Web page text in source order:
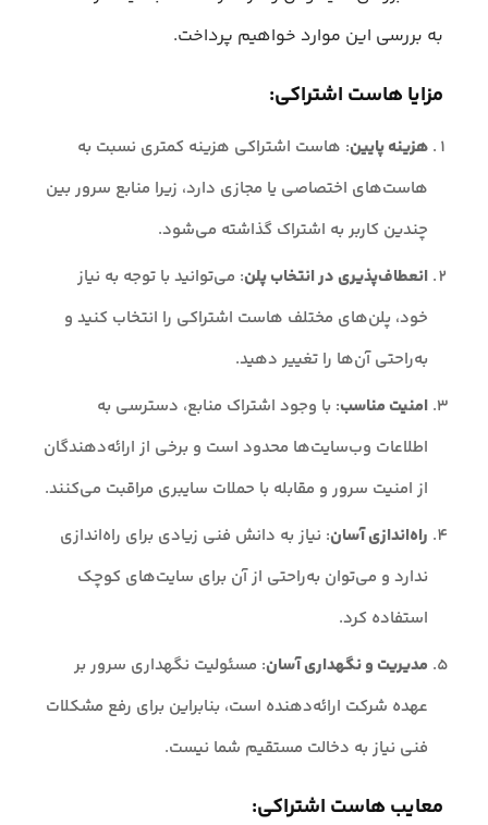
به بررسی این موارد خواهیم پرداخت.
مزایا هاست اشتراکی:
هزینه پایین: هاست اشتراکی هزینه کمتری نسبت به
هاست‌های اختصاصی یا مجازی دارد، زیرا منابع سرور بین
چندین کاربر به اشتراک گذاشته می‌شود.
انعطاف‌پذیری در انتخاب پلن: می‌توانید با توجه به نیاز
خود، پلن‌های مختلف هاست اشتراکی را انتخاب کنید و
به‌راحتی آن‌ها را تغییر دهید.
امنیت مناسب: با وجود اشتراک منابع، دسترسی به
اطلاعات وب‌سایت‌ها محدود است و برخی از ارائه‌دهندگان
از امنیت سرور و مقابله با حملات سایبری مراقبت می‌کنند.
راه‌اندازی آسان: نیاز به دانش فنی زیادی برای راه‌اندازی
ندارد و می‌توان به‌راحتی از آن برای سایت‌های کوچک
استفاده کرد.
مدیریت و نگهداری آسان: مسئولیت نگهداری سرور بر
عهده شرکت ارائه‌دهنده است، بنابراین برای رفع مشکلات
فنی نیاز به دخالت مستقیم شما نیست.
معایب هاست اشتراکی: